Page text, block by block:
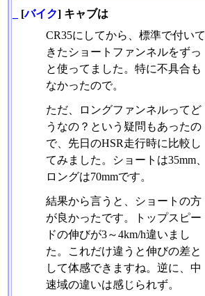
[バイク] キャブは
CR35にしてから、標準で付いて
きたショートファンネルをずっ
と使ってました。特に不具合も
なかったので。
ただ、ロングファンネルってど
うなの？という疑問もあったの
で、先日のHSR走行時に比較し
てみました。ショートは35mm、
ロングは70mmです。
結果から言うと、ショートの方
が良かったです。トップスピー
ドの伸びが3～4km/h違いまし
た。これだけ違うと伸びの差と
して体感できますね。逆に、中
速域の違いは感じられず。